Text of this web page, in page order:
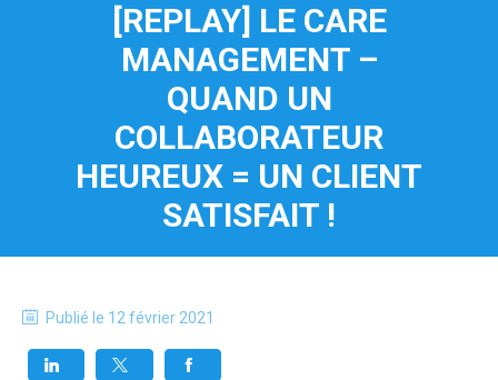
[REPLAY] LE CARE
MANAGEMENT –
QUAND UN
COLLABORATEUR
HEUREUX = UN CLIENT
SATISFAIT !
Publié le 12 février 2021